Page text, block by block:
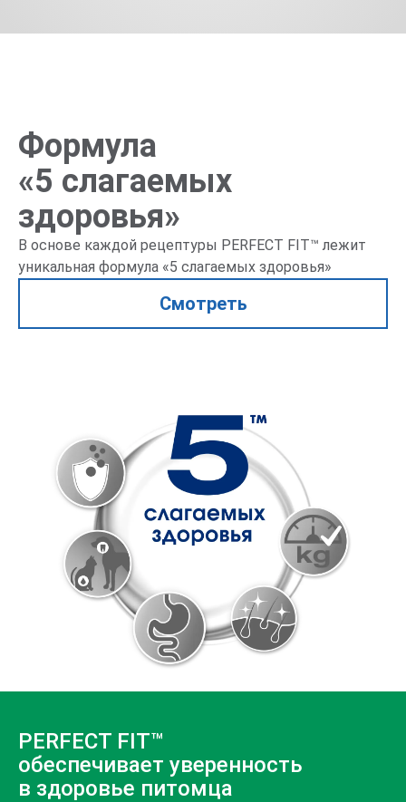
Формула
«5 слагаемых
здоровья»
В основе каждой рецептуры PERFECT FIT™ лежит
уникальная формула «5 слагаемых здоровья»
Смотреть
PERFECT FIT™
обеспечивает уверенность
в здоровье питомца